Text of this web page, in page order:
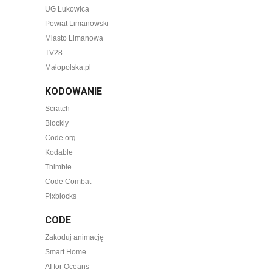
UG Łukowica
Powiat Limanowski
Miasto Limanowa
TV28
Małopolska.pl
KODOWANIE
Scratch
Blockly
Code.org
Kodable
Thimble
Code Combat
Pixblocks
CODE
Zakoduj animację
Smart Home
AI for Oceans